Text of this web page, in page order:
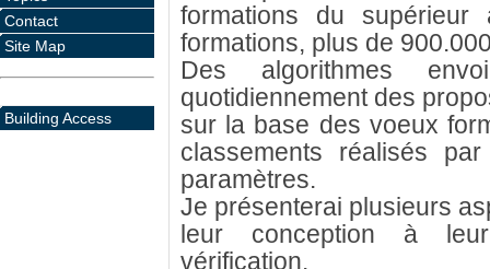
formations du
formations, plus de
Des algorithmes
quotidiennement des
sur la base des voeux
classements réalisés
paramètres.
Je présenterai plusieurs
leur conception à
vérification.
Contact
Site Map
Building Access